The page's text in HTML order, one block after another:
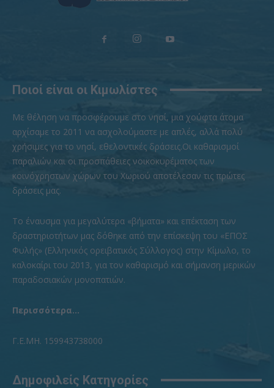
Ποιοί είναι οι Κιμωλίστες
Με θέληση να προσφέρουμε στο νησί, μια χούφτα άτομα
αρχίσαμε το 2011 να ασχολούμαστε με απλές, αλλά πολύ
χρήσιμες για το νησί, εθελοντικές δράσεις.Οι καθαρισμοί
παραλιών και οι προσπάθειες νοικοκυρέματος των
κοινόχρηστων χώρων του Χωριού αποτέλεσαν τις πρώτες
δράσεις μας.
To έναυσμα για μεγαλύτερα «βήματα» και επέκταση των
δραστηριοτήτων μας δόθηκε από την επίσκεψη του «ΕΠΟΣ
Φυλής» (Ελληνικός ορειβατικός Σύλλογος) στην Κίμωλο, το
καλοκαίρι του 2013, για τον καθαρισμό και σήμανση μερικών
παραδοσιακών μονοπατιών.
Περισσότερα...
Γ.Ε.ΜΗ. 159943738000
Δημοφιλείς Κατηγορίες